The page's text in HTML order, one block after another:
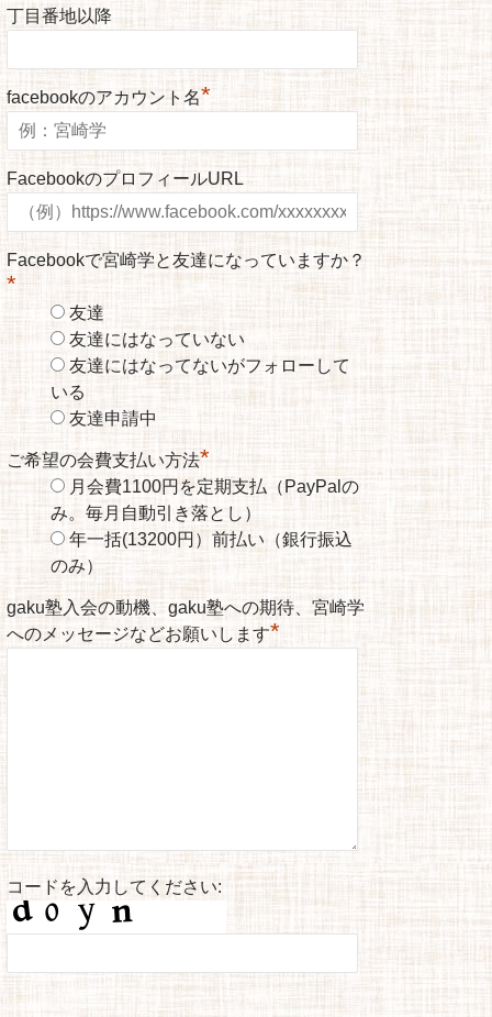
丁目番地以降
facebookのアカウント名*
FacebookのプロフィールURL
Facebookで宮崎学と友達になっていますか？
*
友達
友達にはなっていない
友達にはなってないがフォローして
いる
友達申請中
ご希望の会費支払い方法*
月会費1100円を定期支払（PayPalの
み。毎月自動引き落とし）
年一括(13200円）前払い（銀行振込
のみ）
gaku塾入会の動機、gaku塾への期待、宮崎学
へのメッセージなどお願いします*
コードを入力してください: